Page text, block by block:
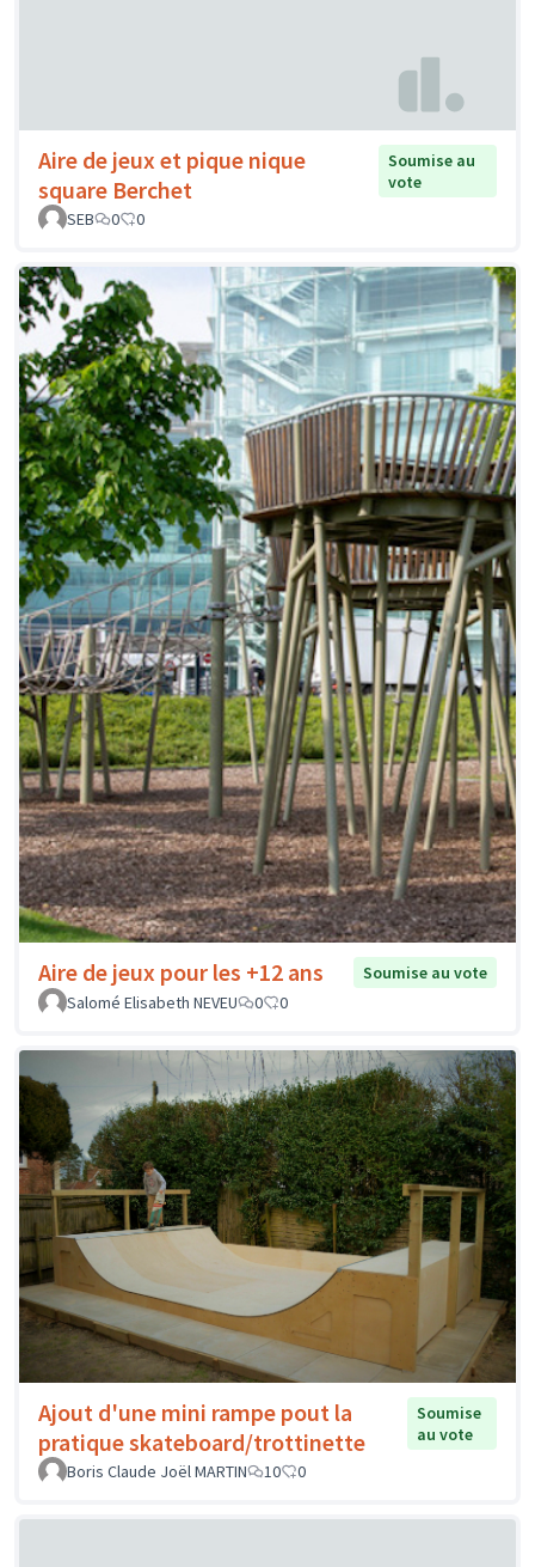
Aire de jeux et pique nique
square Berchet
Soumise au
vote
SEB
0 0
Aire de jeux pour les +12 ans
Soumise au vote
Salomé Elisabeth NEVEU
0 0
Ajout d'une mini rampe pout la
pratique skateboard/trottinette
Soumise
au vote
Boris Claude Joël MARTIN
10 0